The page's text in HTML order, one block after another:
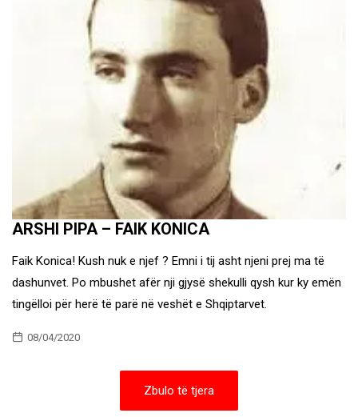
ARSHI PIPA – FAIK KONICA
Faik Konica! Kush nuk e njef ? Emni i tij asht njeni prej ma të
dashunvet. Po mbushet afër nji gjysë shekulli qysh kur ky emën
tingëlloi për herë të parë në veshët e Shqiptarvet.
08/04/2020
Zbulo të tjera